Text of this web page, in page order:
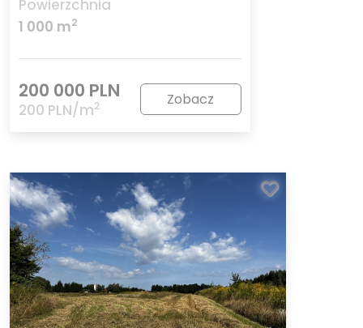
Powierzchnia
1 000 m2
200 000 PLN
200 PLN/m2 Zobacz